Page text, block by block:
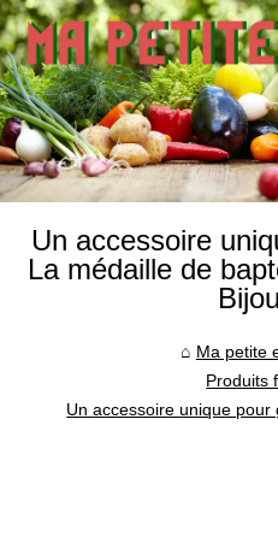
Un accessoire
La médaille de
Ma petite
Produits
Un accessoire unique pour